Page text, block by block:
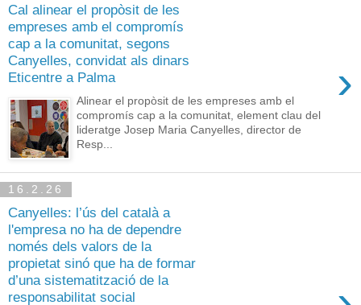
Cal alinear el propòsit de les
empreses amb el compromís
cap a la comunitat, segons
Canyelles, convidat als dinars
Eticentre a Palma
›
Alinear el propòsit de les empreses amb el
compromís cap a la comunitat, element clau del
lideratge Josep Maria Canyelles, director de
Resp...
16.2.26
Canyelles: l’ús del català a
l'empresa no ha de dependre
només dels valors de la
propietat sinó que ha de formar
d’una sistematització de la
responsabilitat social